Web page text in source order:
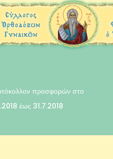
προσφορών στο
έως 31.7.2018